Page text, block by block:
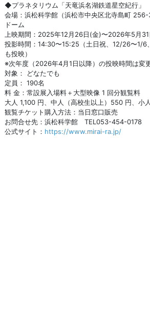
◆プラネタリウム「天竜浜名湖鉄道星空紀行」
会場：浜松科学館（浜松市中央区北寺島町
ドーム
上映期間：2025年12月26日(金)〜2026年5月
投影時間：14:30〜15:25（土日祝、12/26〜1/
も投映）
※次年度（2026年4月1日以降）の投映時間は変
対象： どなたでも
定員： 190名
料 金：常設展入場料＋大型映像 1 回分観覧料
大人 1,100 円、中人（高校生以上）550 円、小
観覧チケット購入方法：当日窓口販売
お問合せ先：浜松科学館 TEL053-454-0178
公式サイト： https://www.mirai-ra.jp/